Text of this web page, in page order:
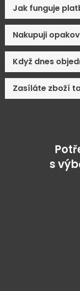
Jak funguje
Nakupuji
Když dnes
Zasíláte zboží
s